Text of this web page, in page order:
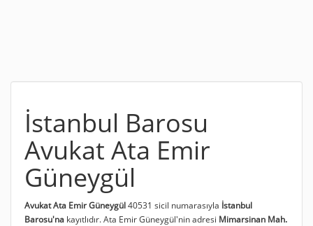
İstanbul Barosu
Avukat Ata Emir
Güneygül
Avukat Ata Emir Güneygül40531 sicil numarasıyla İstanbul
Barosu'na kayıtlıdır. Ata Emir Güneygül'nin adresi Mimarsinan Mah.